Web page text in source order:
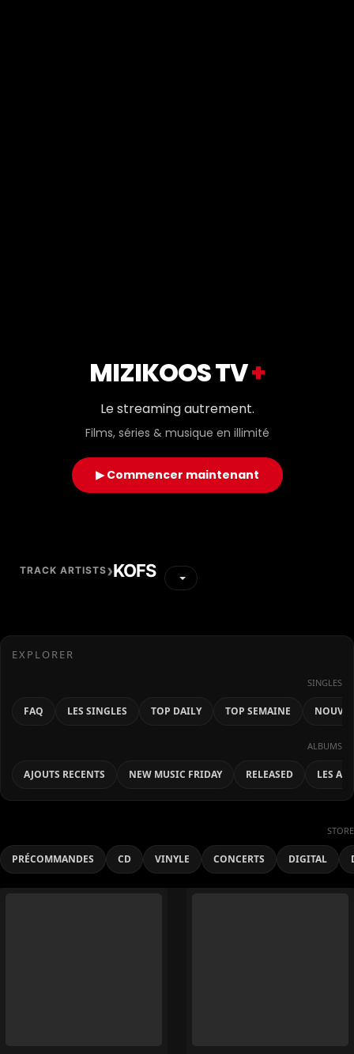
MIZIKOOS TV+
Le streaming autrement.
Films, séries & musique en illimité
▶ Commencer maintenant
TRACK ARTISTS›KOFS
EXPLORER
SINGLES
FAQ LES SINGLES TOP DAILY TOP SEMAINE
ALBUMS
AJOUTS RECENTS NEW MUSIC FRIDAY RELEASED LES
STORE
PRÉCOMMANDES CD VINYLE CONCERTS DIGITAL